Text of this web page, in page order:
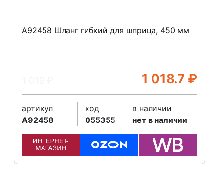
A92458 Шланг гибкий для шприца, 450 мм
1 018.7 ₽
артикул
A92458
код
055355
в наличии
нет в наличии